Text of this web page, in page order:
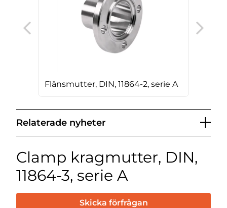
Flänsmutter, DIN, 11864-2, serie A
Relaterade nyheter
Clamp kragmutter, DIN,
11864-3, serie A
Skicka förfrågan